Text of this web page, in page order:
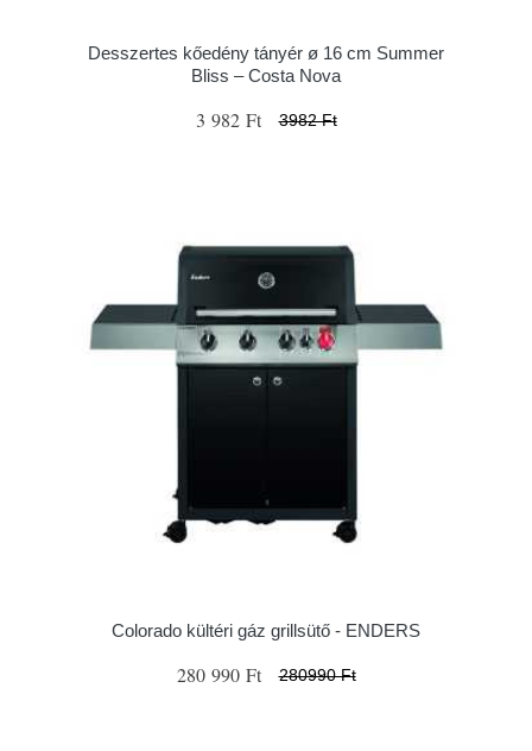
Desszertes kőedény tányér ø 16 cm Summer
Bliss – Costa Nova
3 982 Ft 3982 Ft
Colorado kültéri gáz grillsütő - ENDERS
280 990 Ft 280990 Ft